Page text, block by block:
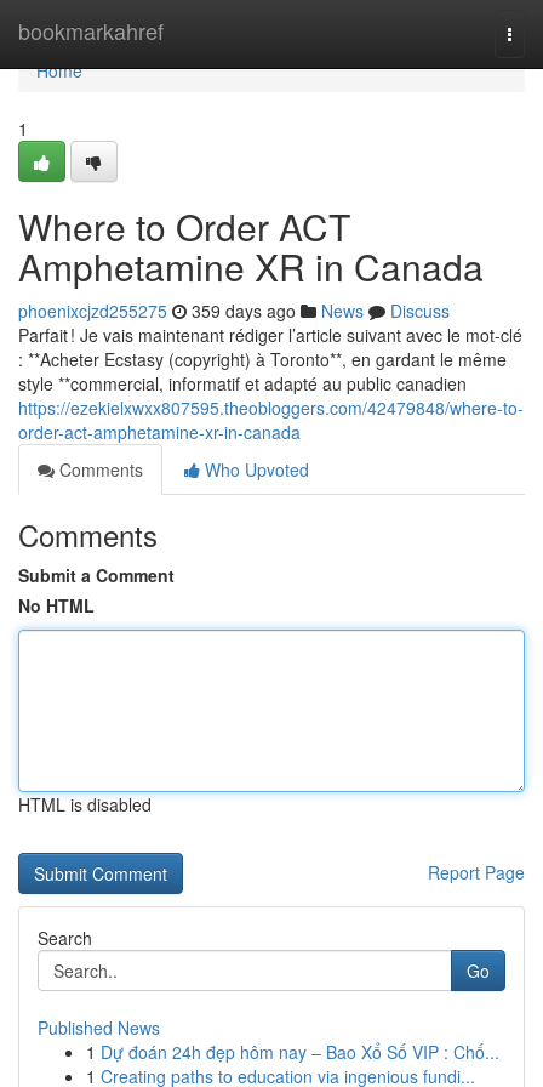
bookmarkahref
Home
Home
1
Where to Order ACT
Amphetamine XR in Canada
phoenixcjzd255275 359 days ago News
Discuss
Parfait ! Je vais maintenant rédiger l’article suivant avec le mot-clé
: **Acheter Ecstasy (copyright) à Toronto**, en gardant le même
style **commercial, informatif et adapté au public canadien
https://ezekielxwxx807595.theobloggers.com/42479848/where-to-
order-act-amphetamine-xr-in-canada
Comments
Who Upvoted
Comments
Submit a Comment
No HTML
HTML is disabled
Report Page
Search
Go
Published News
1 Dự đoán 24h đẹp hôm nay – Bao Xổ Số VIP : Chố...
1 Creating paths to education via ingenious fundi...